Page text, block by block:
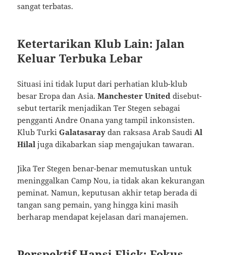
sangat terbatas.
Ketertarikan Klub Lain: Jalan
Keluar Terbuka Lebar
Situasi ini tidak luput dari perhatian klub-klub
besar Eropa dan Asia.Manchester United disebut-
sebut tertarik menjadikan Ter Stegen sebagai
pengganti Andre Onana yang tampil inkonsisten.
Klub TurkiGalatasaray dan raksasa Arab Saudi Al
Hilal juga dikabarkan siap mengajukan tawaran.
Jika Ter Stegen benar-benar memutuskan untuk
meninggalkan Camp Nou, ia tidak akan kekurangan
peminat. Namun, keputusan akhir tetap berada di
tangan sang pemain, yang hingga kini masih
berharap mendapat kejelasan dari manajemen.